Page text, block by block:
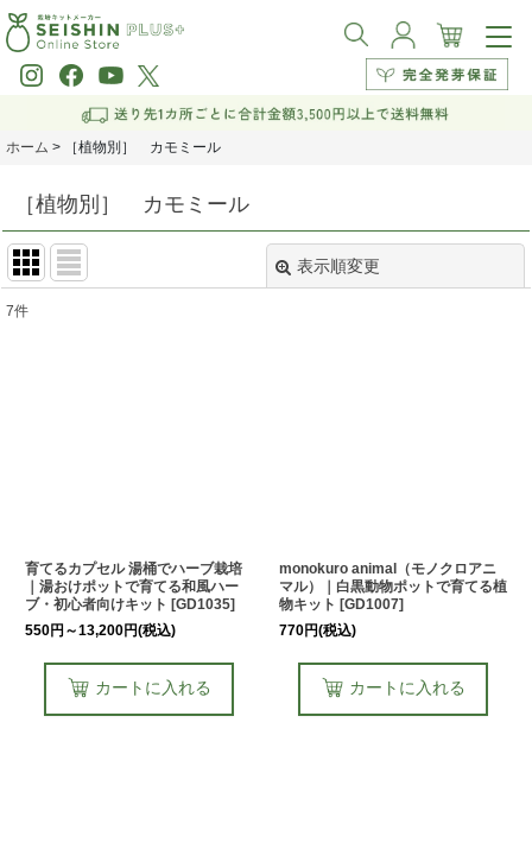
ホーム > ［植物別］ カモミール
［植物別］ カモミール
表示順変更
7件
育てるカプセル 湯桶でハーブ栽培
｜湯おけポットで育てる和風ハー
ブ・初心者向けキット [GD1035]
550円 ～13,200円(税込)
カートに入れる
monokuro animal（モノクロアニ
マル）｜白黒動物ポットで育てる植
物キット [GD1007]
770円(税込)
カートに入れる